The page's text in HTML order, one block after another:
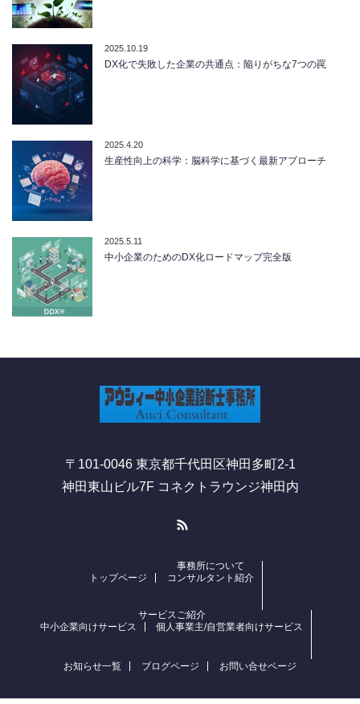
2025.10.19
DX化で失敗した企業の共通点：陥りがちな7つの罠
2025.4.20
生産性向上の科学：脳科学に基づく最新アプローチ
2025.5.11
中小企業のためのDX化ロードマップ完全版
〒101-0046 東京都千代田区神田多町2-1
神田東山ビル7F コネクトラウンジ神田内
トップページ
事務所について
コンサルタント紹介
サービスご紹介
中小企業向けサービス
個人事業主/自営業者向けサービス
お知らせ一覧 ブログページ お問い合せページ